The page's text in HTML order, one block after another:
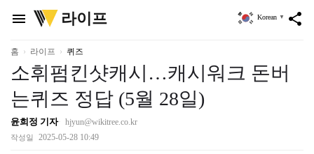
menu
위
키
리
라이프 share
Korean ▼
홈 라이프 퀴즈
소휘펌킨샷캐시…캐시워크 돈버
는퀴즈 정답 (5월 28일)
윤희정 기자 hjyun@wikitree.co.kr
작성일 2025-05-28 10:49